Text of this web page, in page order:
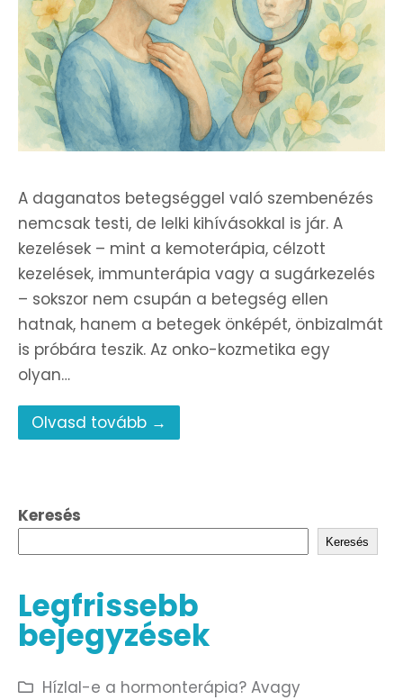
A daganatos betegséggel való szembenézés
nemcsak testi, de lelki kihívásokkal is jár. A
kezelések – mint a kemoterápia, célzott
kezelések, immunterápia vagy a sugárkezelés
– sokszor nem csupán a betegség ellen
hatnak, hanem a betegek önképét, önbizalmát
is próbára teszik. Az onko-kozmetika egy
olyan…
Olvasd tovább →
Keresés
Keresés
Legfrissebb
bejegyzések
Hízlal-e a hormonterápia? Avagy